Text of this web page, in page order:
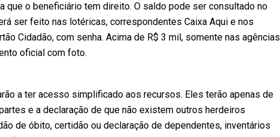
que o beneficiário tem direito. O saldo pode ser consultado no
ser feito nas lotéricas, correspondentes Caixa Aqui e nos
Cidadão, com senha. Acima de R$ 3 mil, somente nas agências
oficial com foto.
a ter acesso simplificado aos recursos. Eles terão apenas de
e a declaração de que não existem outros herdeiros
de óbito, certidão ou declaração de dependentes, inventários